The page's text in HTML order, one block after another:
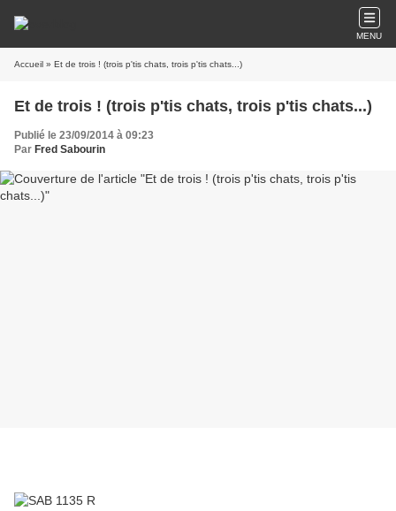
MENU
Accueil » Et de trois ! (trois p'tis chats, trois p'tis chats...)
Et de trois ! (trois p'tis chats, trois p'tis chats...)
Publié le 23/09/2014 à 09:23
Par Fred Sabourin